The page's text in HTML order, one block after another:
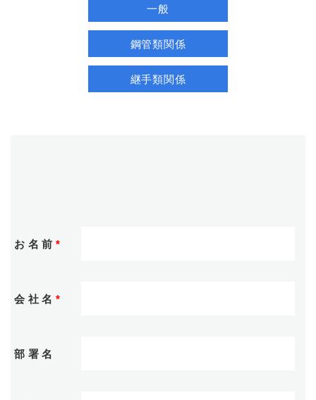
一般
鋼管類関係
継手類関係
お名前 *
会社名 *
部署名